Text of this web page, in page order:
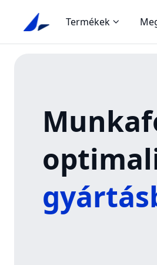
Termékek